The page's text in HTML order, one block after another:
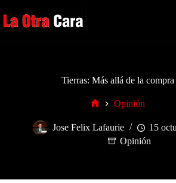
al
contenido
Tierras: Más allá de la compra
Opinión
Jose Felix Lafaurie
15
Opinión